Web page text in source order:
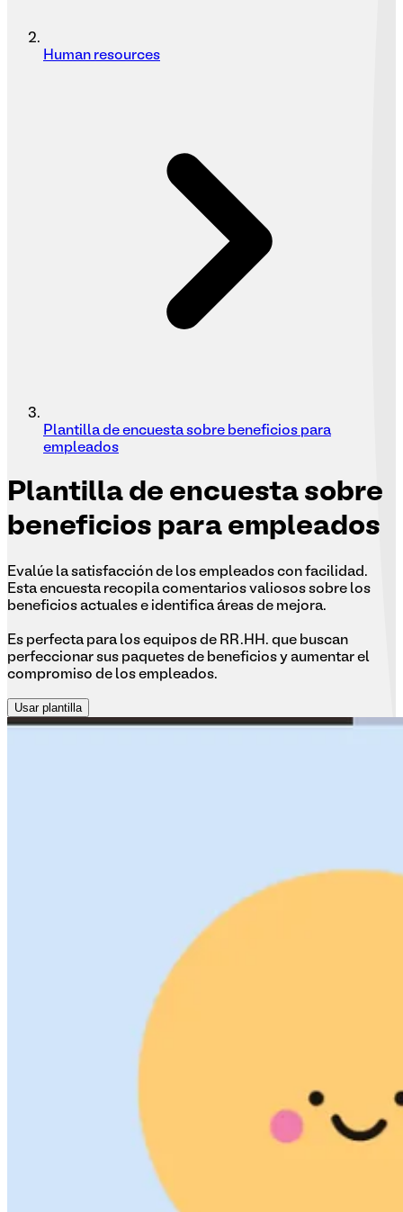
Human resources
Plantilla de encuesta sobre beneficios para
empleados
Plantilla de encuesta sobre
beneficios para empleados
Evalúe la satisfacción de los empleados con facilidad.
Esta encuesta recopila comentarios valiosos sobre los
beneficios actuales e identifica áreas de mejora.
Es perfecta para los equipos de RR.HH. que buscan
perfeccionar sus paquetes de beneficios y aumentar el
compromiso de los empleados.
Usar plantilla